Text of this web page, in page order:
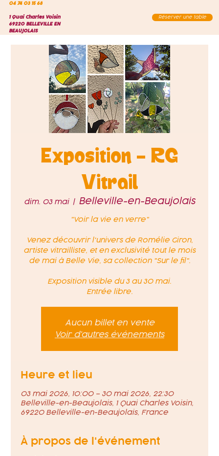
04 74 03 15 68
1 Quai Charles Voisin
69220 BELLEVILLE EN
BEAUJOLAIS
Réserver une table
Exposition - RG
Vitrail
dim. 03 mai
  |
Belleville-en-Beaujolais
"Voir la vie en verre"
Venez découvrir l'univers de Romélie Giron,
artiste vitrailliste, et en exclusivité tout le mois
de mai à Belle Vie, sa collection "Sur le fil".
Exposition visible du 3 au 30 mai.
Entrée libre.
Aucun billet en vente
Voir d'autres événements
Heure et lieu
03 mai 2026, 10:00 – 30 mai 2026, 22:30
Belleville-en-Beaujolais, 1 Quai Charles Voisin,
69220 Belleville-en-Beaujolais, France
À propos de l'événement